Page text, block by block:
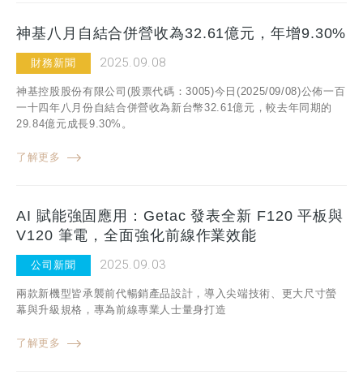
神基八月自結合併營收為32.61億元，年增9.30%
財務新聞 2025.09.08
神基控股股份有限公司(股票代碼：3005)今日(2025/09/08)公佈一百
一十四年八月份自結合併營收為新台幣32.61億元，較去年同期的
29.84億元成長9.30%。
了解更多
AI 賦能強固應用：Getac 發表全新 F120 平板與
V120 筆電，全面強化前線作業效能
公司新聞 2025.09.03
兩款新機型皆承襲前代暢銷產品設計，導入尖端技術、更大尺寸螢
幕與升級規格，專為前線專業人士量身打造
了解更多